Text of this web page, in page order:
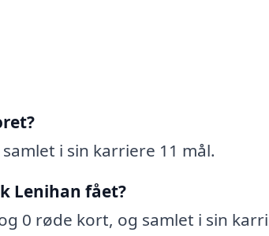
i sin karriere 11 mål.
Lenihan fået?
0 røde kort, og samlet i sin